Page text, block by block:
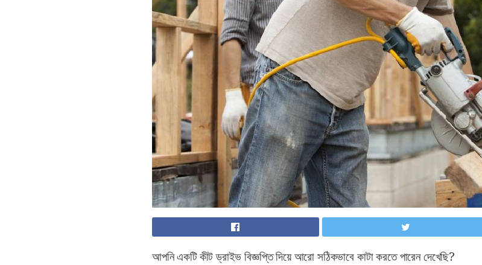
আপনি একটি কীট ড্রাইভ বিজ্ঞপ্তি দিয়ে আরো সঠিকভাবে কাটা করতে পারেন দেখেছি?